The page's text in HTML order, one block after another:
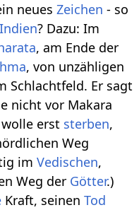
neuesZeichen - so
Indien? Dazu: Im
, am Ende der
, von unzähligen
Schlachtfeld. Er sagt
nicht vor Makara
erst sterben,
Weg
imVedischen,
Weg der Götter.)
Kraft, seinenTod